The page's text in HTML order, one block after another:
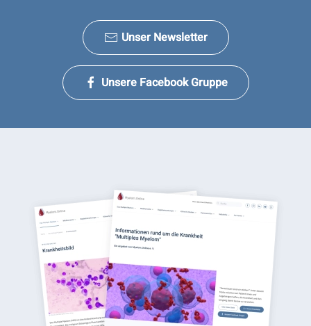
Unser Newsletter
Unsere Facebook Gruppe